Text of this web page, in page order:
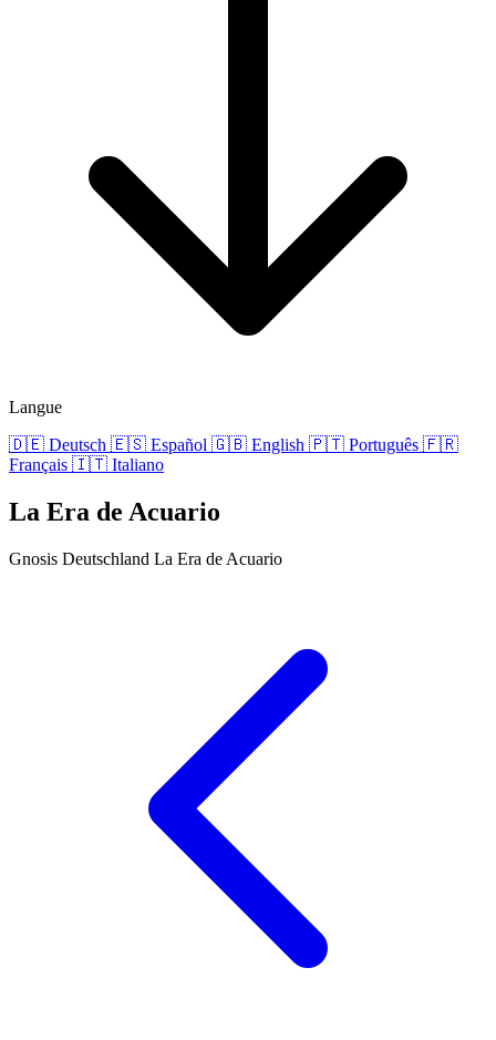
Langue
🇩🇪 Deutsch 🇪🇸 Español 🇬🇧 English 🇵🇹 Português 🇫🇷
Français 🇮🇹 Italiano
La Era de Acuario
Gnosis Deutschland La Era de Acuario